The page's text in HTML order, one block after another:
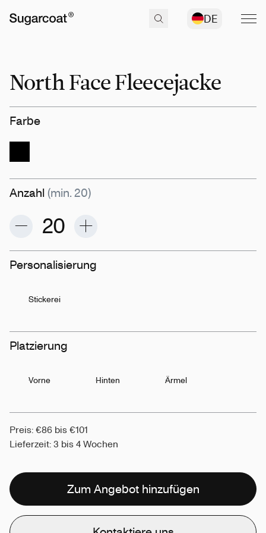
DE
North Face Fleecejacke
Farbe
Anzahl (min. 20)
Personalisierung
Stickerei
Platzierung
Vorne Hinten Ärmel
Preis: €86 bis €101
Lieferzeit: 3 bis 4 Wochen
Zum Angebot hinzufügen